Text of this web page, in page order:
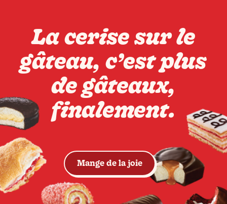
La cerise sur le
gâteau, c’est plus
de gâteaux,
finalement.
Mange de la joieVoir les gâteaux